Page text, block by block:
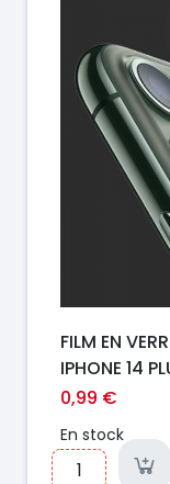
FILM EN
IPHONE 14
0,99 €
En stock